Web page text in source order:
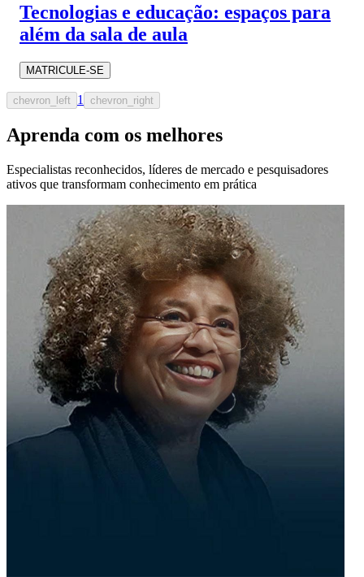
Tecnologias e educação: espaços para
além da sala de aula
MATRICULE-SE
chevron_left 1 chevron_right
Aprenda com os melhores
Especialistas reconhecidos, líderes de mercado e pesquisadores
ativos que transformam conhecimento em prática